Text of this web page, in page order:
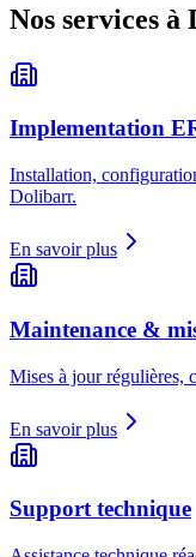
Nos services à
Implementation
Installation,
Dolibarr.
En savoir plus
Maintenance &
Mises à jour régulières,
En savoir plus
Support technique